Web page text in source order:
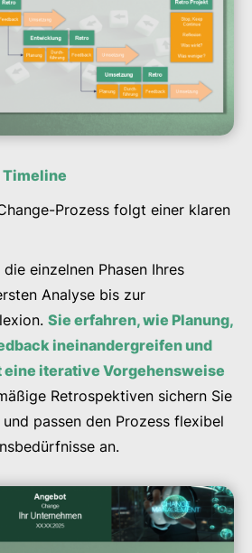
Timeline
Prozess folgt einer klaren
einzelnen Phasen Ihres
Analyse bis zur
Sie erfahren, wie Planung,
ineinandergreifen und
iterative Vorgehensweise
Retrospektiven sichern Sie
passen den Prozess flexibel
an.